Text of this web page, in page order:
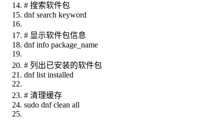
# 搜索软件包
dnf search keyword
# 显示软件包信息
dnf info package_name
# 列出已安装的软件包
dnf list installed
# 清理缓存
sudo dnf clean all